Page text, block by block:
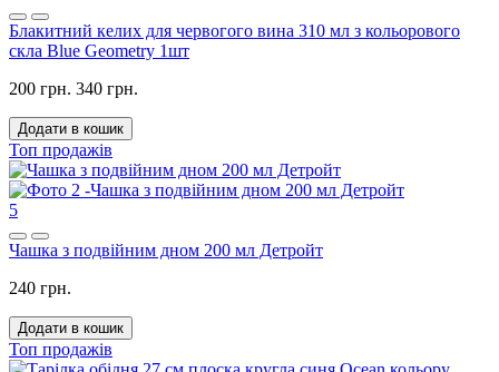
Блакитний келих для червогого вина 310 мл з кольорового
скла Blue Geometry 1шт
200 грн. 340 грн.
Додати в кошик
Топ продажів
5
Чашка з подвійним дном 200 мл Детройт
240 грн.
Додати в кошик
Топ продажів